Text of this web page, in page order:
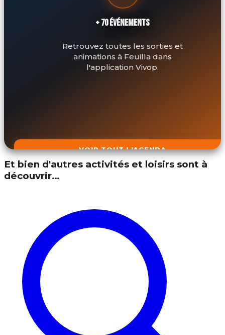
+ 70 ÉVÉNEMENTS
Retrouvez toutes les sorties et
animations à Feuilla dans
l'application Vivop.
VOIR TOUT L'AGENDA
Et bien d'autres activités et loisirs sont à
découvrir…